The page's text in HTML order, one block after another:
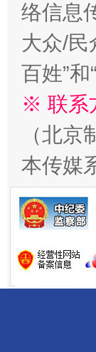
揭开
络信息
大众/民
百姓”
※ 联系
（北京
本传媒